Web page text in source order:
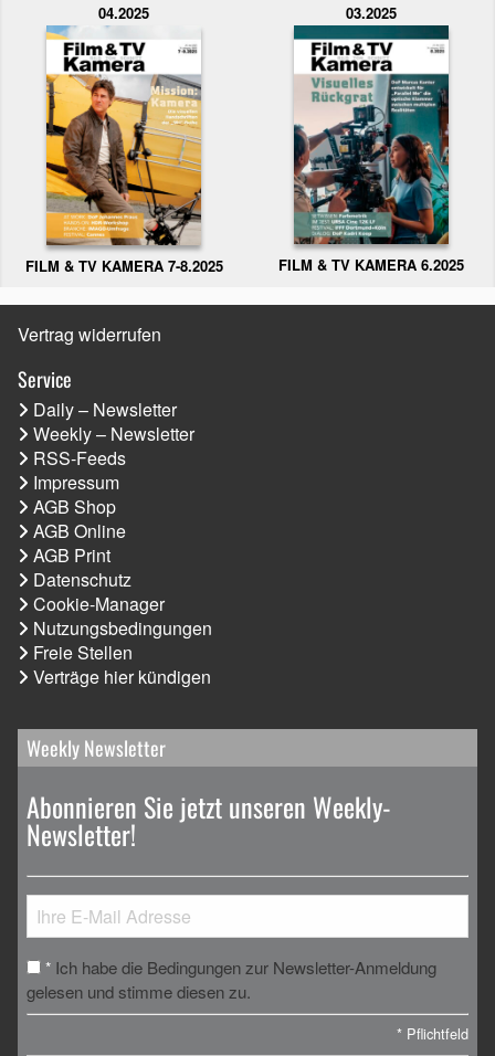
04.2025
03.2025
FILM & TV KAMERA 7-8.2025 FILM & TV KAMERA 6.2025
Vertrag widerrufen
Service
Daily – Newsletter
Weekly – Newsletter
RSS-Feeds
Impressum
AGB Shop
AGB Online
AGB Print
Datenschutz
Cookie-Manager
Nutzungsbedingungen
Freie Stellen
Verträge hier kündigen
Weekly Newsletter
Abonnieren Sie jetzt unseren Weekly-
Newsletter!
* Ich habe die Bedingungen zur Newsletter-Anmeldung
gelesen und stimme diesen zu.
* Pflichtfeld